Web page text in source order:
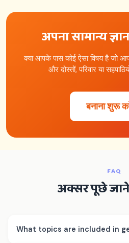
अपना सामान्य
क्या आपके पास कोई ऐसा विषय है जो
और दोस्तों, परिवार या
बनाना शुरू
FAQ
अक्सर पूछे जाने
What topics are included in